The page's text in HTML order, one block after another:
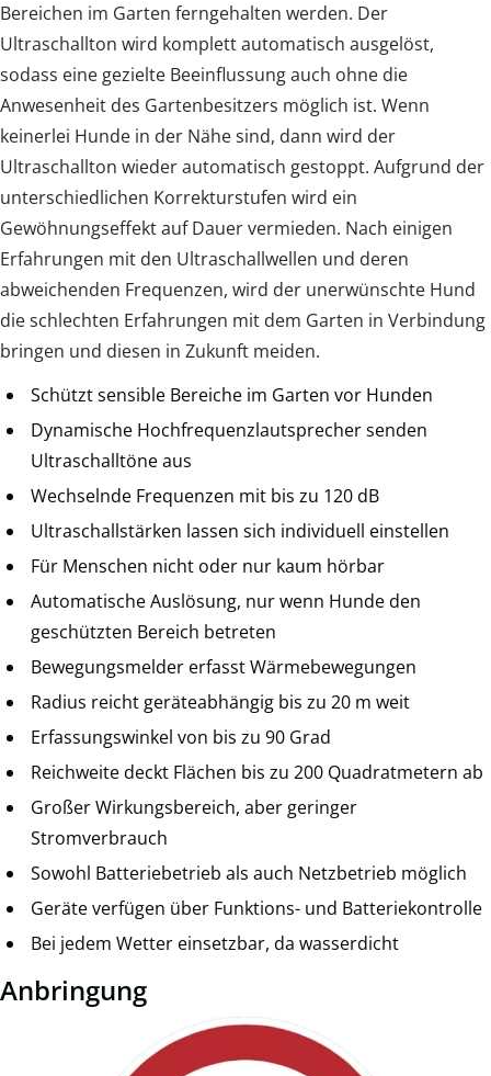
Bereichen im Garten ferngehalten werden. Der
Ultraschallton wird komplett automatisch ausgelöst,
sodass eine gezielte Beeinflussung auch ohne die
Anwesenheit des Gartenbesitzers möglich ist. Wenn
keinerlei Hunde in der Nähe sind, dann wird der
Ultraschallton wieder automatisch gestoppt. Aufgrund der
unterschiedlichen Korrekturstufen wird ein
Gewöhnungseffekt auf Dauer vermieden. Nach einigen
Erfahrungen mit den Ultraschallwellen und deren
abweichenden Frequenzen, wird der unerwünschte Hund
die schlechten Erfahrungen mit dem Garten in Verbindung
bringen und diesen in Zukunft meiden.
Schützt sensible Bereiche im Garten vor Hunden
Dynamische Hochfrequenzlautsprecher senden
Ultraschalltöne aus
Wechselnde Frequenzen mit bis zu 120 dB
Ultraschallstärken lassen sich individuell einstellen
Für Menschen nicht oder nur kaum hörbar
Automatische Auslösung, nur wenn Hunde den
geschützten Bereich betreten
Bewegungsmelder erfasst Wärmebewegungen
Radius reicht geräteabhängig bis zu 20 m weit
Erfassungswinkel von bis zu 90 Grad
Reichweite deckt Flächen bis zu 200 Quadratmetern ab
Großer Wirkungsbereich, aber geringer
Stromverbrauch
Sowohl Batteriebetrieb als auch Netzbetrieb möglich
Geräte verfügen über Funktions- und Batteriekontrolle
Bei jedem Wetter einsetzbar, da wasserdicht
Anbringung